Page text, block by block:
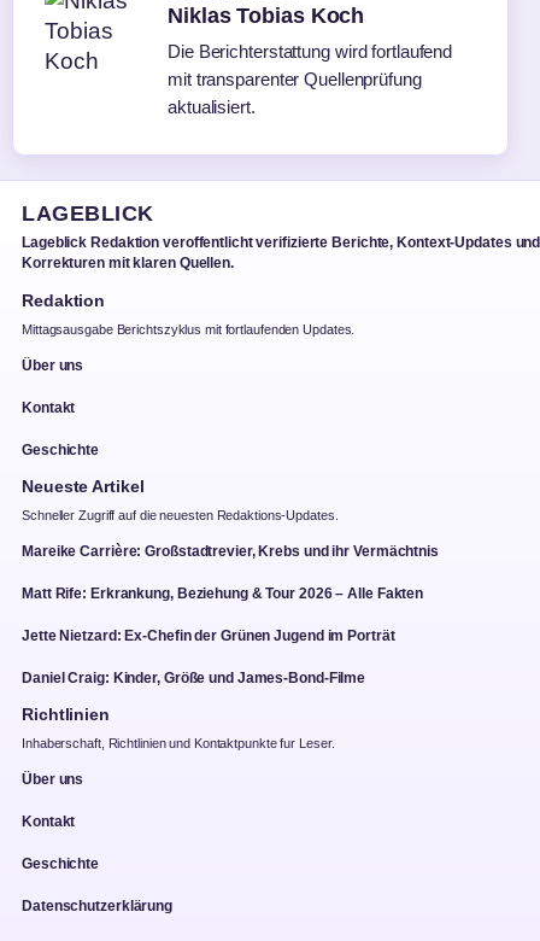
Niklas Tobias Koch
Die Berichterstattung wird fortlaufend
mit transparenter Quellenprüfung
aktualisiert.
LAGEBLICK
Lageblick Redaktion veroffentlicht verifizierte Berichte, Kontext-Updates und
Korrekturen mit klaren Quellen.
Redaktion
Mittagsausgabe Berichtszyklus mit fortlaufenden Updates.
Über uns
Kontakt
Geschichte
Neueste Artikel
Schneller Zugriff auf die neuesten Redaktions-Updates.
Mareike Carrière: Großstadtrevier, Krebs und ihr Vermächtnis
Matt Rife: Erkrankung, Beziehung & Tour 2026 – Alle Fakten
Jette Nietzard: Ex-Chefin der Grünen Jugend im Porträt
Daniel Craig: Kinder, Größe und James-Bond-Filme
Richtlinien
Inhaberschaft, Richtlinien und Kontaktpunkte fur Leser.
Über uns
Kontakt
Geschichte
Datenschutzerklärung